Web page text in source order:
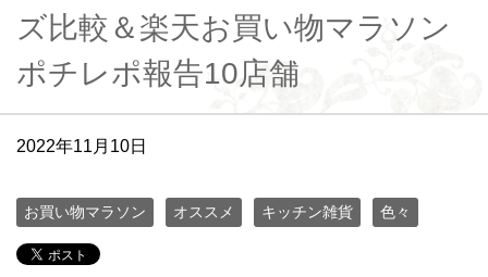
ズ比較＆楽天お買い物マラソン
ポチレポ報告10店舗
2022年11月10日
お買い物マラソン オススメ キッチン雑貨 色々